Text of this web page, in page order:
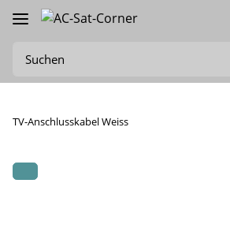
TV-Anschlusskabel Weiss